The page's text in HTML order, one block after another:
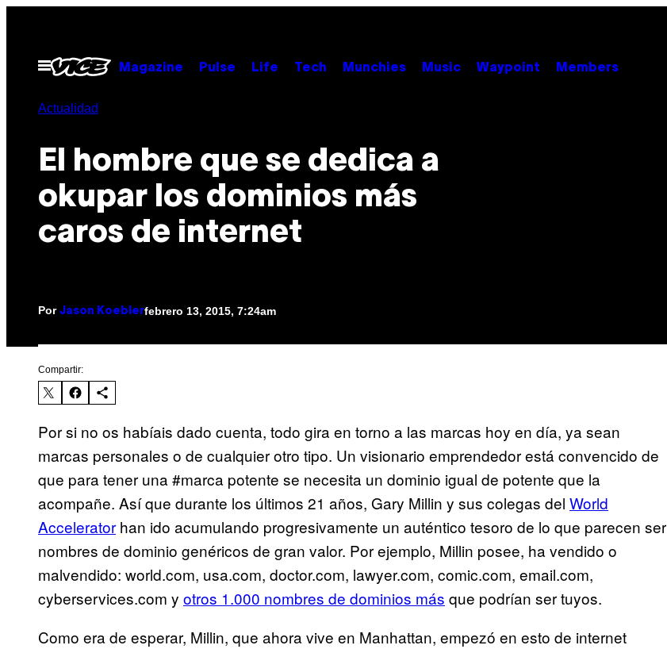
contenido
Abrir
Menú
Magazine Pulse Life Tech Munchies Music Waypoint Members
Actualidad
El hombre que se dedica a
okupar los dominios más
caros de internet
Por Jason Koeblerfebrero 13, 2015, 7:24am
Compartir:
Por si no os habíais dado cuenta, todo gira en torno a las marcas hoy en día, ya sean
marcas personales o de cualquier otro tipo. Un visionario emprendedor está convencido de
que para tener una #marca potente se necesita un dominio igual de potente que la
acompañe. Así que durante los últimos 21 años, Gary Millin y sus colegas del World
Accelerator han ido acumulando progresivamente un auténtico tesoro de lo que parecen ser
nombres de dominio genéricos de gran valor. Por ejemplo, Millin posee, ha vendido o
malvendido: world.com, usa.com, doctor.com, lawyer.com, comic.com, email.com,
cyberservices.com y otros 1.000 nombres de dominios más que podrían ser tuyos.
Como era de esperar, Millin, que ahora vive en Manhattan, empezó en esto de internet